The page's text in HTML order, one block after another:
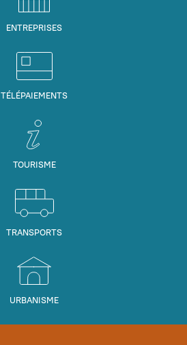
ENTREPRISES
TÉLÉPAIEMENTS
TOURISME
TRANSPORTS
URBANISME